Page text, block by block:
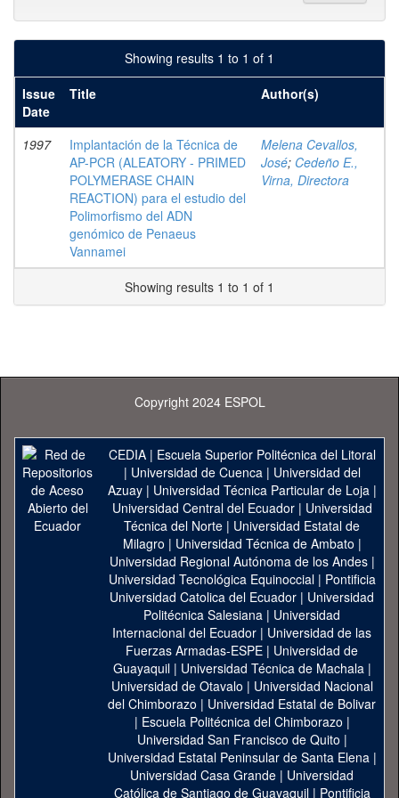
Showing results 1 to 1 of 1
Issue
Date
Title Author(s)
1997
Implantación de la Técnica de
AP-PCR (ALEATORY - PRIMED
POLYMERASE CHAIN
REACTION) para el estudio del
Polimorfismo del ADN
genómico de Penaeus
Vannamei
Melena Cevallos,
José; Cedeño E.,
Virna, Directora
Showing results 1 to 1 of 1
Copyright 2024 ESPOL
CEDIA| Escuela Superior Politécnica del Litoral
| Universidad de Cuenca| Universidad del
Azuay| Universidad Técnica Particular de Loja|
Universidad Central del Ecuador| Universidad
Técnica del Norte | Universidad Estatal de
Milagro | Universidad Técnica de Ambato |
Universidad Regional Autónoma de los Andes|
Universidad Tecnológica Equinoccial| Pontificia
Universidad Catolica del Ecuador | Universidad
Politécnica Salesiana | Universidad
Internacional del Ecuador | Universidad de las
Fuerzas Armadas-ESPE | Universidad de
Guayaquil| Universidad Técnica de Machala|
Universidad de Otavalo | Universidad Nacional
del Chimborazo | Universidad Estatal de Bolivar
| Escuela Politécnica del Chimborazo |
Universidad San Francisco de Quito |
Universidad Estatal Peninsular de Santa Elena|
Universidad Casa Grande | Universidad
Católica de Santiago de Guayaquil| Pontificia